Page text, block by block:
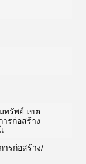
รัพย์ เขต
รก่อสร้าง
ารก่อสร้าง/